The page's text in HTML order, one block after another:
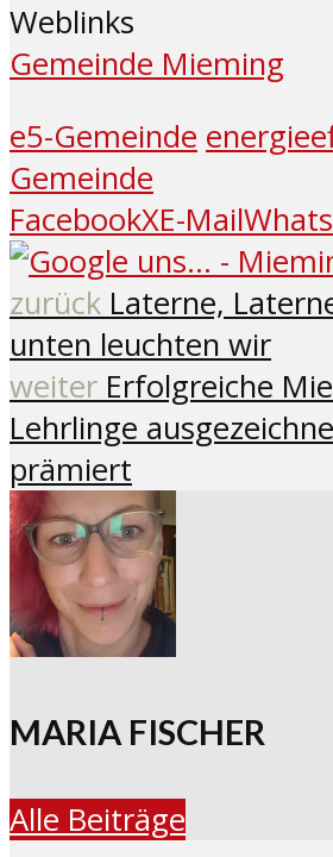
Weblinks
Gemeinde Mieming
e5-Gemeinde
Gemeinde
FacebookXE-Mail
zurück Laterne,
unten leuchten wir
weiter Erfolgreiche
Lehrlinge
prämiert
MARIA FISCHER
Alle Beiträge